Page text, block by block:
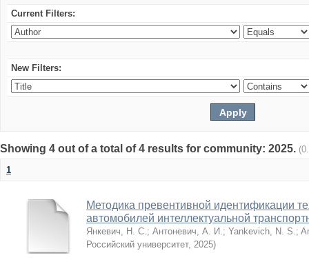
Current Filters:
New Filters:
Showing 4 out of a total of 4 results for community: 2025.
1
Методика превентивной идентификации
автомобилей интеллектуальной
Янкевич, Н. С.; Антоневич, А. И.; Yankevich, N. S.;
Российский университет, 2025)